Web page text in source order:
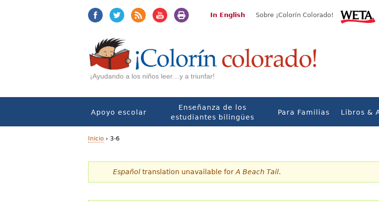
In English Sobre ¡Colorín Colorado!
¡Ayudando a los niños leer…y a triunfar!
Apoyo escolar
Enseñanza de los
estudiantes bilingües
Para Familias Libros &
U
s
t
Inicio › 3-6
Español translation unavailable for A Beach Tail.